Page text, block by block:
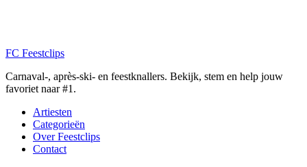
FC Feestclips
Carnaval-, après-ski- en feestknallers. Bekijk, stem en help jouw
favoriet naar #1.
Artiesten
Categorieën
Over Feestclips
Contact